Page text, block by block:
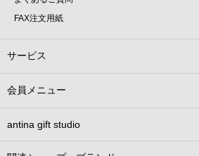
FAX注文用紙
サービス
会員メニュー
antina gift studio